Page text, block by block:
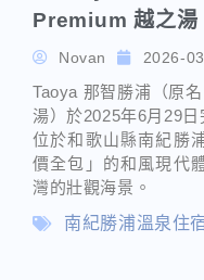
灣的壯觀海景。
南紀勝浦溫泉住宿